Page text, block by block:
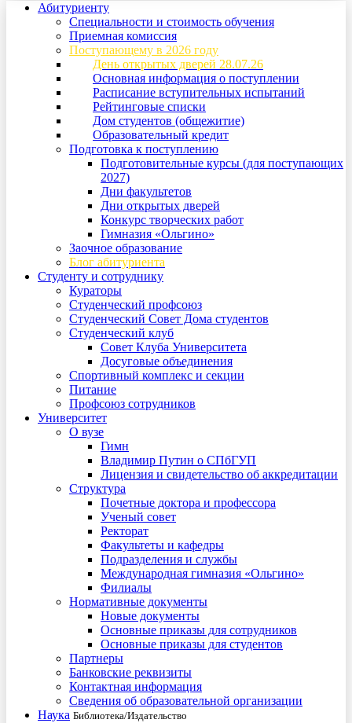
Абитуриенту
Специальности и стоимость обучения
Приемная комиссия
Поступающему в 2026 году
День открытых дверей 28.07.26
Основная информация о поступлении
Расписание вступительных испытаний
Рейтинговые списки
Дом студентов (общежитие)
Образовательный кредит
Подготовка к поступлению
Подготовительные курсы (для поступающих
2027)
Дни факультетов
Дни открытых дверей
Конкурс творческих работ
Гимназия «Ольгино»
Заочное образование
Блог абитуриента
Студенту и сотруднику
Кураторы
Студенческий профсоюз
Студенческий Совет Дома студентов
Студенческий клуб
Совет Клуба Университета
Досуговые объединения
Спортивный комплекс и секции
Питание
Профсоюз сотрудников
Университет
О вузе
Гимн
Владимир Путин о СПбГУП
Лицензия и свидетельство об аккредитации
Структура
Почетные доктора и профессора
Ученый совет
Ректорат
Факультеты и кафедры
Подразделения и службы
Международная гимназия «Ольгино»
Филиалы
Нормативные документы
Новые документы
Основные приказы для сотрудников
Основные приказы для студентов
Партнеры
Банковские реквизиты
Контактная информация
Сведения об образовательной организации
Наука Библиотека/Издательство